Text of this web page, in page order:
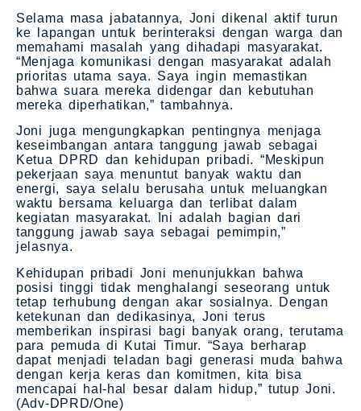
Selama masa jabatannya, Joni dikenal aktif turun
ke lapangan untuk berinteraksi dengan warga dan
memahami masalah yang dihadapi masyarakat.
“Menjaga komunikasi dengan masyarakat adalah
prioritas utama saya. Saya ingin memastikan
bahwa suara mereka didengar dan kebutuhan
mereka diperhatikan,” tambahnya.
Joni juga mengungkapkan pentingnya menjaga
keseimbangan antara tanggung jawab sebagai
Ketua DPRD dan kehidupan pribadi. “Meskipun
pekerjaan saya menuntut banyak waktu dan
energi, saya selalu berusaha untuk meluangkan
waktu bersama keluarga dan terlibat dalam
kegiatan masyarakat. Ini adalah bagian dari
tanggung jawab saya sebagai pemimpin,”
jelasnya.
Kehidupan pribadi Joni menunjukkan bahwa
posisi tinggi tidak menghalangi seseorang untuk
tetap terhubung dengan akar sosialnya. Dengan
ketekunan dan dedikasinya, Joni terus
memberikan inspirasi bagi banyak orang, terutama
para pemuda di Kutai Timur. “Saya berharap
dapat menjadi teladan bagi generasi muda bahwa
dengan kerja keras dan komitmen, kita bisa
mencapai hal-hal besar dalam hidup,” tutup Joni.
(Adv-DPRD/One)